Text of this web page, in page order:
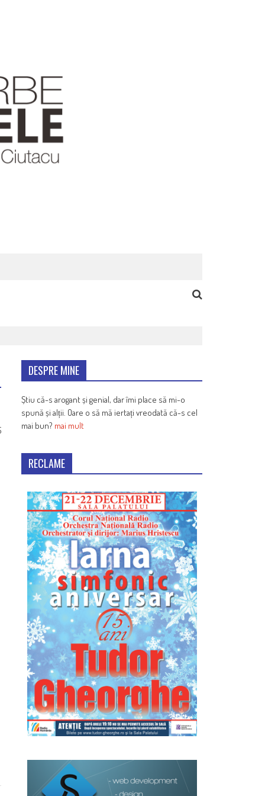
DESPRE MINE
Știu că-s arogant și genial, dar îmi place să mi-o
spună și alții. Oare o să mă iertați vreodată că-s cel
mai bun? mai mult
RECLAME